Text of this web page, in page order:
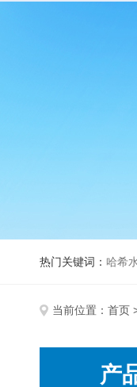
热门关键词： 哈希
当前位置： 首页
产